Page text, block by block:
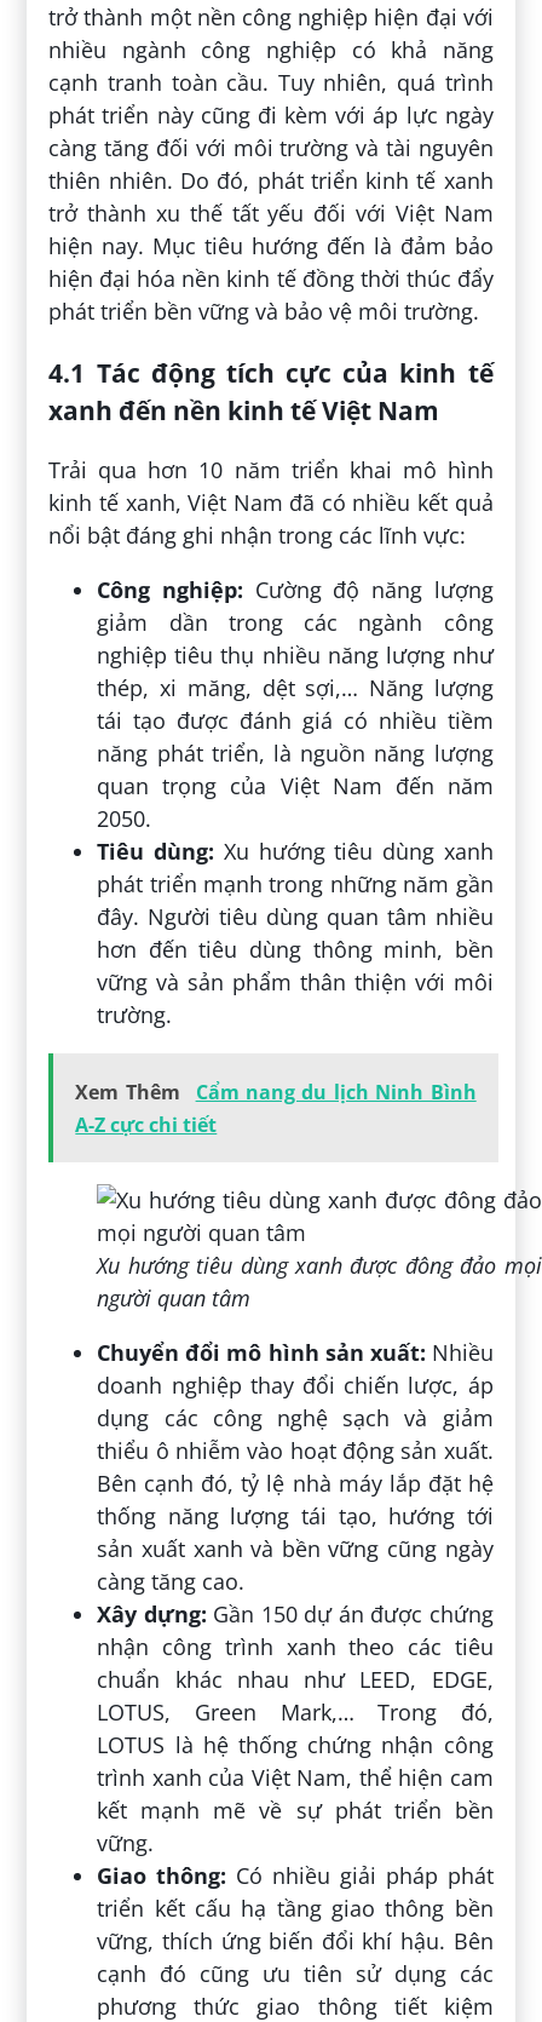
trở thành một nền công nghiệp hiện đại với
nhiều ngành công nghiệp có khả năng
cạnh tranh toàn cầu. Tuy nhiên, quá trình
phát triển này cũng đi kèm với áp lực ngày
càng tăng đối với môi trường và tài nguyên
thiên nhiên. Do đó, phát triển kinh tế xanh
trở thành xu thế tất yếu đối với Việt Nam
hiện nay. Mục tiêu hướng đến là đảm bảo
hiện đại hóa nền kinh tế đồng thời thúc đẩy
phát triển bền vững và bảo vệ môi trường.
4.1 Tác động tích cực của kinh tế
xanh đến nền kinh tế Việt Nam
Trải qua hơn 10 năm triển khai mô hình
kinh tế xanh, Việt Nam đã có nhiều kết quả
nổi bật đáng ghi nhận trong các lĩnh vực:
Công nghiệp: Cường độ năng lượng
giảm dần trong các ngành công
nghiệp tiêu thụ nhiều năng lượng như
thép, xi măng, dệt sợi,… Năng lượng
tái tạo được đánh giá có nhiều tiềm
năng phát triển, là nguồn năng lượng
quan trọng của Việt Nam đến năm
2050.
Tiêu dùng: Xu hướng tiêu dùng xanh
phát triển mạnh trong những năm gần
đây. Người tiêu dùng quan tâm nhiều
hơn đến tiêu dùng thông minh, bền
vững và sản phẩm thân thiện với môi
trường.
Xem Thêm
Cẩm nang du lịch Ninh Bình
A-Z cực chi tiết
Xu hướng tiêu dùng xanh được đông đảo mọi
người quan tâm
Chuyển đổi mô hình sản xuất: Nhiều
doanh nghiệp thay đổi chiến lược, áp
dụng các công nghệ sạch và giảm
thiểu ô nhiễm vào hoạt động sản xuất.
Bên cạnh đó, tỷ lệ nhà máy lắp đặt hệ
thống năng lượng tái tạo, hướng tới
sản xuất xanh và bền vững cũng ngày
càng tăng cao.
Xây dựng: Gần 150 dự án được chứng
nhận công trình xanh theo các tiêu
chuẩn khác nhau như LEED, EDGE,
LOTUS, Green Mark,… Trong đó,
LOTUS là hệ thống chứng nhận công
trình xanh của Việt Nam, thể hiện cam
kết mạnh mẽ về sự phát triển bền
vững.
Giao thông: Có nhiều giải pháp phát
triển kết cấu hạ tầng giao thông bền
vững, thích ứng biến đổi khí hậu. Bên
cạnh đó cũng ưu tiên sử dụng các
phương thức giao thông tiết kiệm